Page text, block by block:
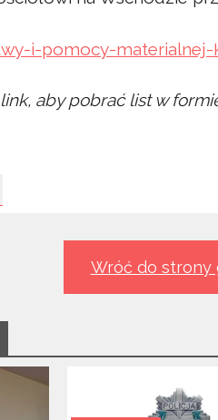
i-pomocy-materialnej-
aby pobrać list w
Wróć do strony